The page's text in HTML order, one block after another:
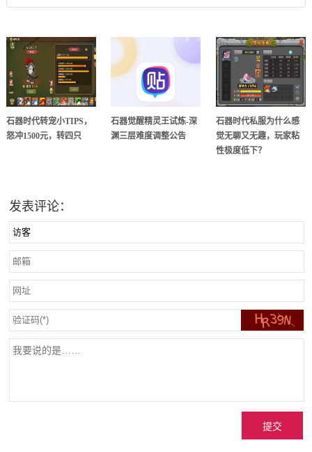
石器时代转宠小TIPS，
怒冲1500元，转四只
石器觉醒精灵王试炼-深
渊三层难度调整公告
石器时代私服为什么感
觉无聊又无趣，玩家粘
性极度低下？
发表评论：